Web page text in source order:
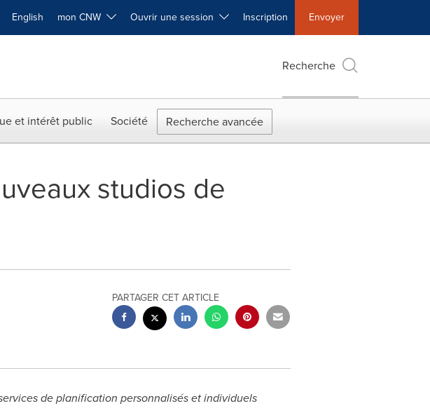
English mon CNW Ouvrir une session Inscription Envoyer
Recherche
et intérêt public Société Recherche avancée
studios de
PARTAGER CET ARTICLE
de planification personnalisés et individuels